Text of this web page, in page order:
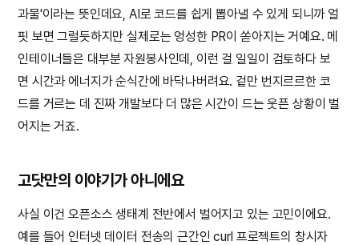
과물'이라는 뜻인데요, AI로 코드를 쉽게 뽑아낼 수 있게 되니까 얼
핏 보면 그럴듯하지만 실제로는 엉성한 PR이 쏟아지는 거예요. 메
인테이너들은 대부분 자원봉사인데, 이런 걸 일일이 검토하다 보
면 시간과 에너지가 순식간에 바닥나버려요. 겉만 번지르르한 코
드를 거르는 데 진짜 개발보다 더 많은 시간이 드는 웃픈 상황이 벌
어지는 거죠.
고닷만의 이야기가 아니에요
사실 이건 오픈소스 생태계 전반에서 벌어지고 있는 고민이에요.
예를 들어 인터넷 데이터 전송의 근간인 curl 프로젝트의 창시자